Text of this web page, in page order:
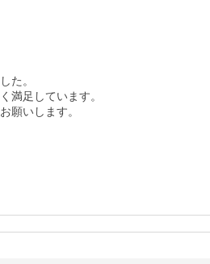
た。
満足しています。
願いします。